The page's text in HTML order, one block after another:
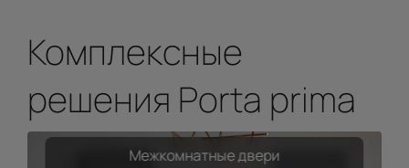
Комплексные
решения Porta prima
Межкомнатные двери